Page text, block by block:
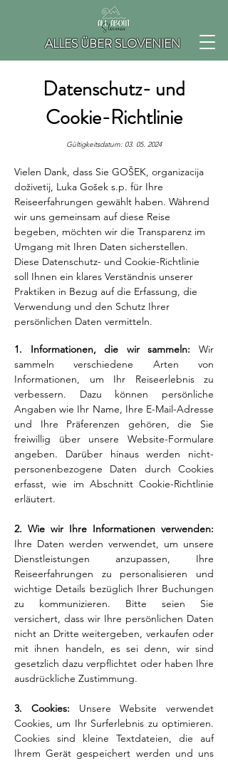
ALLES ÜBER SLOVENIEN
Datenschutz- und
Cookie-Richtlinie
Gültigkeitsdatum: 03. 05. 2024
Vielen Dank, dass Sie GOŠEK, organizacija
doživetij, Luka Gošek s.p. für Ihre
Reiseerfahrungen gewählt haben. Während
wir uns gemeinsam auf diese Reise
begeben, möchten wir die Transparenz im
Umgang mit Ihren Daten sicherstellen.
Diese Datenschutz- und Cookie-Richtlinie
soll Ihnen ein klares Verständnis unserer
Praktiken in Bezug auf die Erfassung, die
Verwendung und den Schutz Ihrer
persönlichen Daten vermitteln.
1. Informationen, die wir sammeln: Wir
sammeln verschiedene Arten von
Informationen, um Ihr Reiseerlebnis zu
verbessern. Dazu können persönliche
Angaben wie Ihr Name, Ihre E-Mail-Adresse
und Ihre Präferenzen gehören, die Sie
freiwillig über unsere Website-Formulare
angeben. Darüber hinaus werden nicht-
personenbezogene Daten durch Cookies
erfasst, wie im Abschnitt Cookie-Richtlinie
erläutert.
2. Wie wir Ihre Informationen verwenden:
Ihre Daten werden verwendet, um unsere
Dienstleistungen anzupassen, Ihre
Reiseerfahrungen zu personalisieren und
wichtige Details bezüglich Ihrer Buchungen
zu kommunizieren. Bitte seien Sie
versichert, dass wir Ihre persönlichen Daten
nicht an Dritte weitergeben, verkaufen oder
mit ihnen handeln, es sei denn, wir sind
gesetzlich dazu verpflichtet oder haben Ihre
ausdrückliche Zustimmung.
3. Cookies: Unsere Website verwendet
Cookies, um Ihr Surferlebnis zu optimieren.
Cookies sind kleine Textdateien, die auf
Ihrem Gerät gespeichert werden und uns